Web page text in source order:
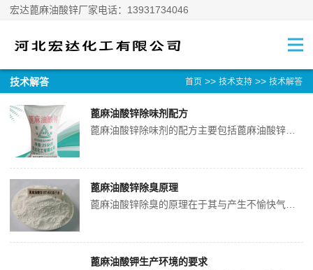
宏达蓖麻油酸锌厂家电话：13931734046
首页 >> 技术支持 >> 技术解答
技术解答
蓖麻油酸锌除味剂配方
蓖麻油酸锌除臭原理
蓖麻油酸钾生产环境的要求